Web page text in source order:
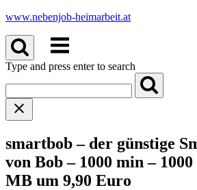
Skip
content
www.nebenjob-heimarbeit.at
Menu
Type and press enter to search
smartbob – der günstige
von Bob – 1000 min – 1000
MB um 9,90 Euro